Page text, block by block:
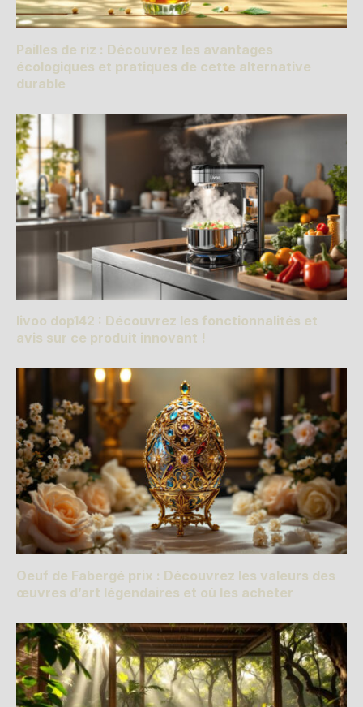
Pailles de riz : Découvrez les avantages
écologiques et pratiques de cette alternative
durable
livoo dop142 : Découvrez les fonctionnalités et
avis sur ce produit innovant !
Oeuf de Fabergé prix : Découvrez les valeurs des
œuvres d’art légendaires et où les acheter